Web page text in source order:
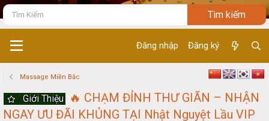
Đăng nhập Đăng ký
Massage Miền Bắc
Giới Thiệu
🔥 CHẠM ĐỈNH THƯ GIÃN – NHẬN
NGAY ƯU ĐÃI KHỦNG TẠI Nhật Nguyệt Lầu VIP